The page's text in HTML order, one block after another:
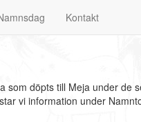
Kontakt
döpts till Meja under de
vi information under